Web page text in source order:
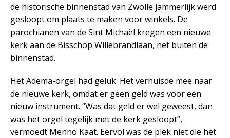
de historische binnenstad van Zwolle jammerlijk werd
gesloopt om plaats te maken voor winkels. De
parochianen van de Sint Michaël kregen een nieuwe
kerk aan de Bisschop Willebrandlaan, net buiten de
binnenstad.
Het Adema-orgel had geluk. Het verhuisde mee naar
de nieuwe kerk, omdat er geen geld was voor een
nieuw instrument. “Was dat geld er wel geweest, dan
was het orgel tegelijk met de kerk gesloopt”,
vermoedt Menno Kaat. Eervol was de plek niet die het